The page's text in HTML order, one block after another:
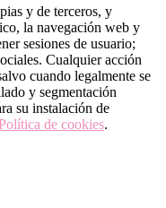
y de terceros, y
la navegación web y
sesiones de usuario;
Cualquier acción
cuando legalmente se
y segmentación
su instalación de
de cookies.